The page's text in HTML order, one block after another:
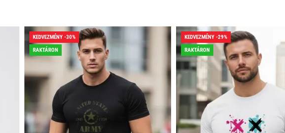
KEDVEZMÉNY -30%
RAKTÁRON
KEDVEZMÉNY -29%
RAKTÁRON